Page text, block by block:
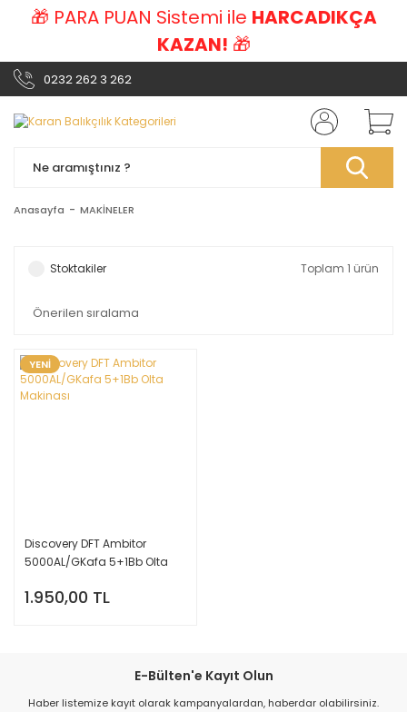
🎁 PARA PUAN Sistemi ile HARCADIKÇA
KAZAN! 🎁
0232 262 3 262
Anasayfa MAKİNELER
Stoktakiler Toplam 1 ürün
YENİ
Discovery DFT Ambitor
5000AL/GKafa 5+1Bb Olta
1.950,00 TL
E-Bülten'e Kayıt Olun
Haber listemize kayıt olarak kampanyalardan, haberdar olabilirsiniz.